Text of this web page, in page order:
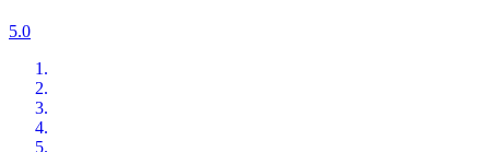
5.0